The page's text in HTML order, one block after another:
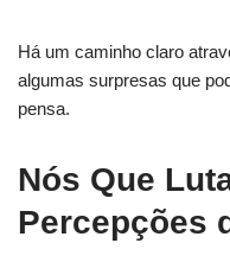
Há um caminho claro
algumas surpresas que
pensa.
Nós Que
Percepções